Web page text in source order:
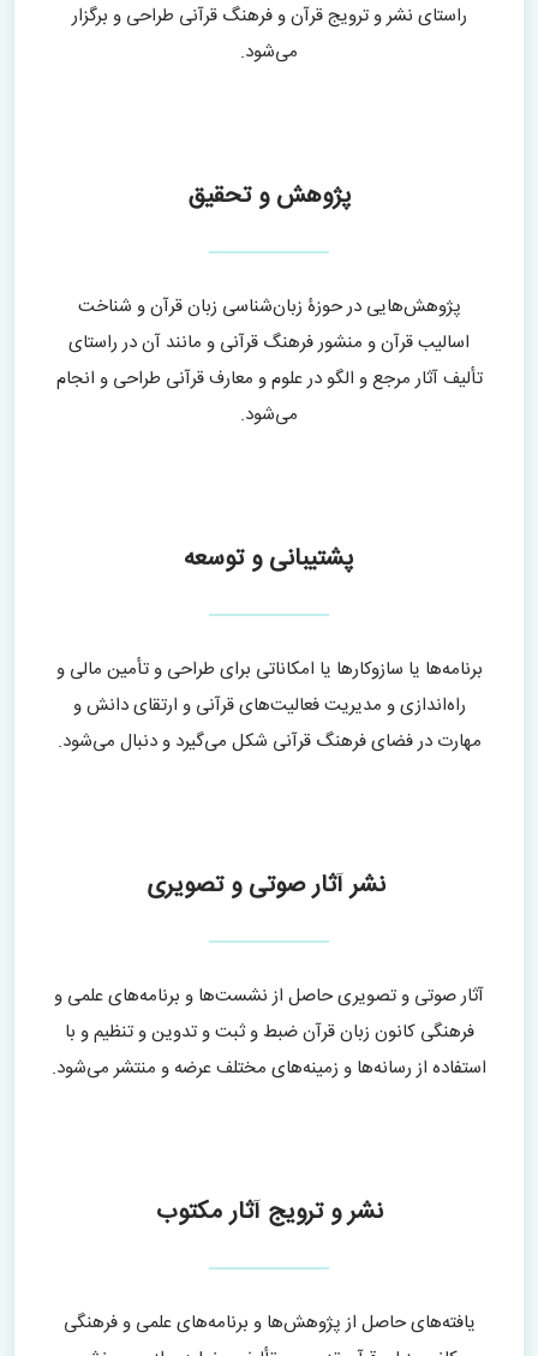
راستای نشر و ترویج قرآن و فرهنگ قرآنی طراحی و برگزار
می‌شود.
پژوهش و تحقیق
پژوهش‌هایی در حوزۀ زبان‌‌شناسی زبان قرآن و شناخت
اسالیب قرآن و منشور فرهنگ قرآنی و مانند آن در راستای
تألیف آثار مرجع و الگو در علوم و معارف قرآنی طراحی و انجام
می‌شود.
پشتیبانی و توسعه
برنامه‌ها یا سازوکارها یا امکاناتی برای طراحی و تأمین مالی و
راه‌اندازی و مدیریت فعالیت‌های قرآنی و ارتقای دانش و
مهارت در فضای فرهنگ قرآنی شکل می‌گیرد و دنبال می‌شود.
‍‍‍ نشر آثار صوتی و تصویری
آثار صوتی و تصویری حاصل از نشست‌ها و برنامه‌های علمی و
فرهنگی کانون زبان قرآن ضبط و ثبت و تدوین و تنظیم و با
استفاده از رسانه‌ها و زمینه‌های مختلف عرضه و منتشر می‌شود.
نشر و ترویج آثار مکتوب
یافته‌های حاصل از پژوهش‌ها و برنامه‌های علمی و فرهنگی